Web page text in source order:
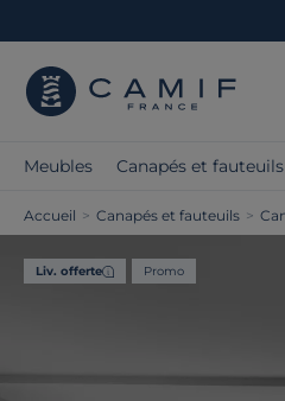
Meubles Canapés et fauteuils
Accueil > Canapés et fauteuils >
Liv. offerte Promo